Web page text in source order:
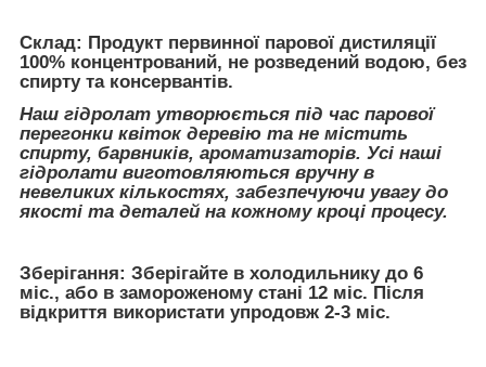
Склад: Продукт первинної парової дистиляції
100% концентрований, не розведений водою, без
спирту та консервантів.
Наш гідролат утворюється під час парової
перегонки квіток деревію та не містить
спирту, барвників, ароматизаторів. Усі наші
гідролати виготовляються вручну в
невеликих кількостях, забезпечуючи увагу до
якості та деталей на кожному кроці процесу.
Зберігання: Зберігайте в холодильнику до 6
міс., або в замороженому стані 12 міс. Після
відкриття використати упродовж 2-3 міс.